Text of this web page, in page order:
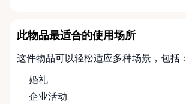
此物品最适合的使用场所
这件物品可以轻松适应多种场景，包括：
婚礼
企业活动